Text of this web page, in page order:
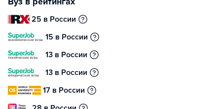
25 в России
15 в России
13 в России
13 в России
17 в России